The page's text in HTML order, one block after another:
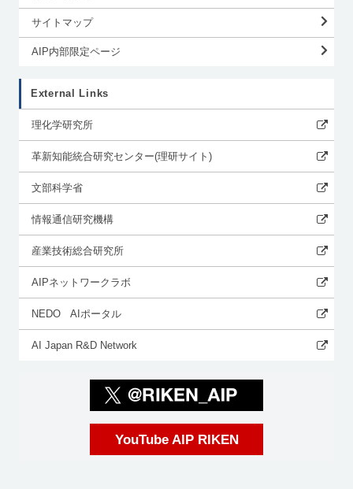
サイトマップ
AIP内部限定ページ
External Links
理化学研究所
革新知能統合研究センター(理研サイト)
文部科学省
情報通信研究機構
産業技術総合研究所
AIPネットワークラボ
NEDO AIポータル
AI Japan R&D Network
YouTube AIP RIKEN